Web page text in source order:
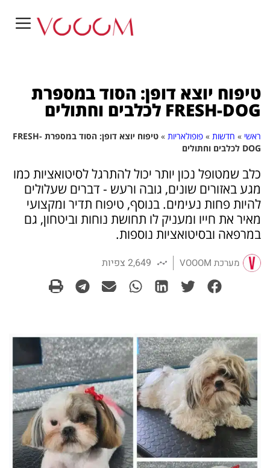
טיפוח יוצא דופן: הסוד במספרת
FRESH-DOG לכלבים וחתולים
ראשי » חדשות » פופולאריות »
טיפוח יוצא דופן: הסוד במספרת FRESH-
DOG לכלבים וחתולים
כלב שמטופל נכון יותר יכול להתרגל לסיטואציות כמו
מגע באזורים שונים, גובה ורעש - דברים שעלולים
להיות פחות נעימים. בנוסף, טיפוח תדיר ומקצועי
מאיר את חייו ומעניק לו תחושת נוחות וביטחון, גם
במרפאה ובסיטואציות נוספות.
מערכת VOOOM 2,649 צפיות